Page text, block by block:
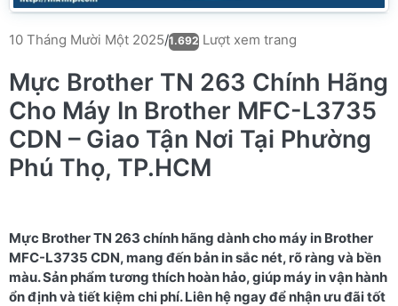
10 Tháng Mười Một 2025/1.692 Lượt xem trang
Mực Brother TN 263 Chính Hãng
Cho Máy In Brother MFC-L3735
CDN – Giao Tận Nơi Tại Phường
Phú Thọ, TP.HCM
Mực Brother TN 263 chính hãng dành cho máy in Brother
MFC-L3735 CDN, mang đến bản in sắc nét, rõ ràng và bền
màu. Sản phẩm tương thích hoàn hảo, giúp máy in vận hành
ổn định và tiết kiệm chi phí. Liên hệ ngay để nhận ưu đãi tốt